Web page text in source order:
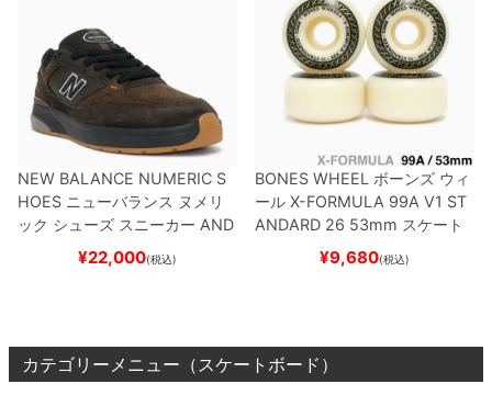
NEW BALANCE NUMERIC S
HOES ニューバランス ヌメリ
ック シューズ スニーカー AND
REW REYNOLDS 933
BROWN/BLACKスケート
¥22,000(税込)
BONES WHEEL ボーンズ ウィ
ール X-FORMULA 99A V1 ST
ANDARD 26 53mm スケート
ボード スケボー
¥9,680(税込)
カテゴリーメニュー（スケートボード）